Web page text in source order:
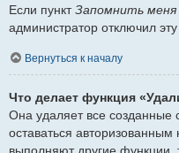
Если пунктЗапомнить меня
администратор отключил
Вернуться к началу
Что делает функция
Она удаляет все созданные
оставаться